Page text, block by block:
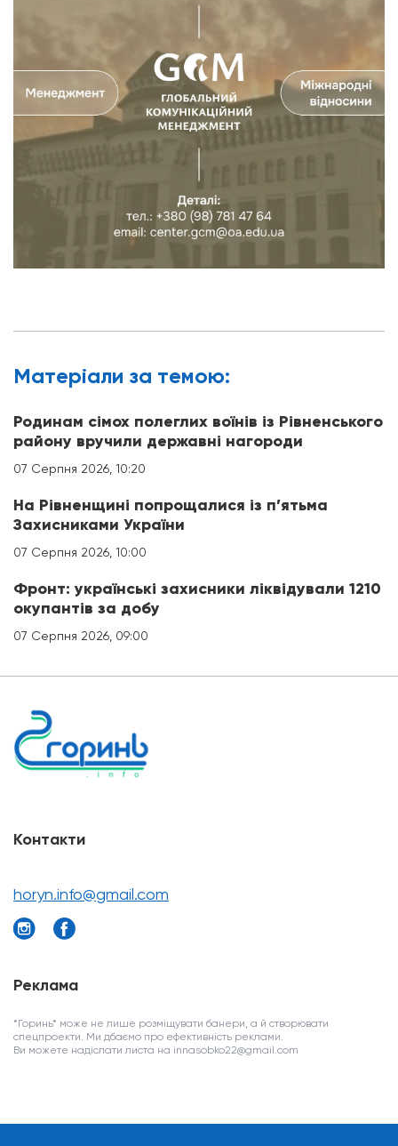
Матерiали за темою:
Родинам сімох полеглих воїнів із Рівненського
району вручили державні нагороди
07 Серпня 2026, 10:20
На Рівненщині попрощалися із п’ятьма
Захисниками України
07 Серпня 2026, 10:00
Фронт: українські захисники ліквідували 1210
окупантів за добу
07 Серпня 2026, 09:00
Контакти
horyn.info@gmail.com
Реклама
*Горинь* може не лише розміщувати банери, а й створювати
спецпроекти. Ми дбаємо про ефективність реклами.
Ви можете надіслати листа на innasobko22@gmail.com